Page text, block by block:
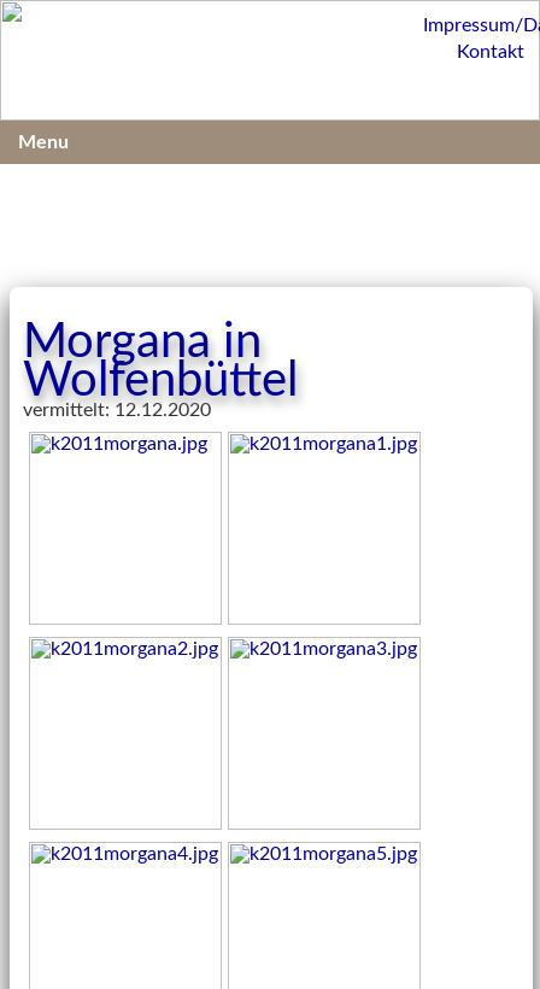
Morgana in
Wolfenbüttel
vermittelt: 12.12.2020
Impressum/
Kontakt
Menu